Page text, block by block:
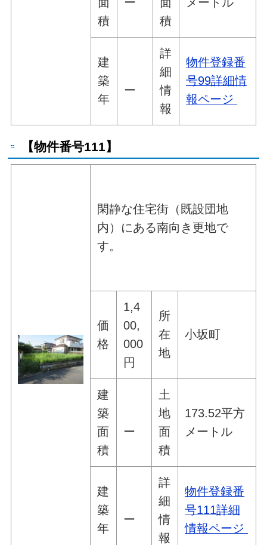
積
積
建
築
年
ー
詳
細
情
報
物件登録番
号99詳細情
報ページ
【物件番号111】
閑静な住宅街（既設団地
内）にある南向き更地で
す。
価
格
1,4
00,
000
円
所
在
地
小坂町
建
築
面
積
ー
土
地
面
積
173.52平方
メートル
建
築
年
ー
詳
細
情
報
物件登録番
号111詳細
情報ページ